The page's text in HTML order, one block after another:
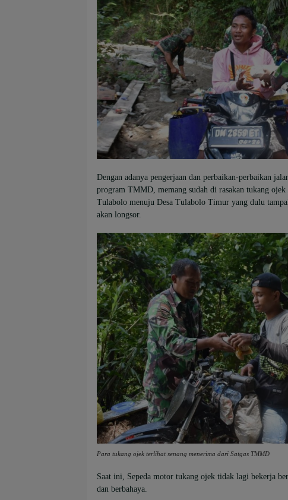
Dengan adanya pengerjaan dan perbaikan-perbaikan
program TMMD, memang sudah di rasakan tukang
Tulabolo menuju Desa Tulabolo Timur yang dulu
akan longsor.
Para tukang ojek terlihat senang menerima dari Satgas TMMD
Saat ini, Sepeda motor tukang ojek tidak lagi bekerja
dan berbahaya.